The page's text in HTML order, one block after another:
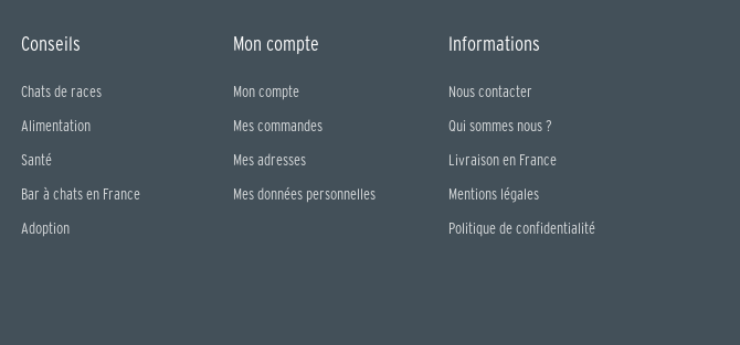
Conseils
Chats de races
Alimentation
Santé
Bar à chats en France
Adoption
Mon compte
Mon compte
Mes commandes
Mes adresses
Mes données personnelles
Informations
Nous contacter
Qui sommes nous ?
Livraison en France
Mentions légales
Politique de confidentialité